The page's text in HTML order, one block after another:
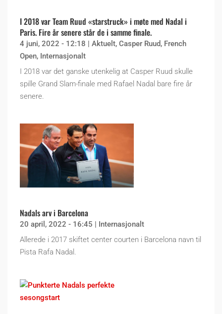
I 2018 var Team Ruud «starstruck» i møte med Nadal i
Paris. Fire år senere står de i samme finale.
4 juni, 2022 - 12:18 | Aktuelt, Casper Ruud, French
Open, Internasjonalt
I 2018 var det ganske utenkelig at Casper Ruud skulle
spille Grand Slam-finale med Rafael Nadal bare fire år
senere.
Nadals arv i Barcelona
20 april, 2022 - 16:45 | Internasjonalt
Allerede i 2017 skiftet center courten i Barcelona navn til
Pista Rafa Nadal.